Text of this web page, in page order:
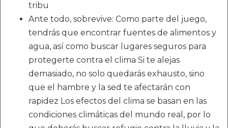
tribu
Ante todo, sobrevive: Como parte del juego,
tendrás que encontrar fuentes de alimentos y
agua, así como buscar lugares seguros para
protegerte contra el clima Si te alejas
demasiado, no solo quedarás exhausto, sino
que el hambre y la sed te afectarán con
rapidez Los efectos del clima se basan en las
condiciones climáticas del mundo real, por lo